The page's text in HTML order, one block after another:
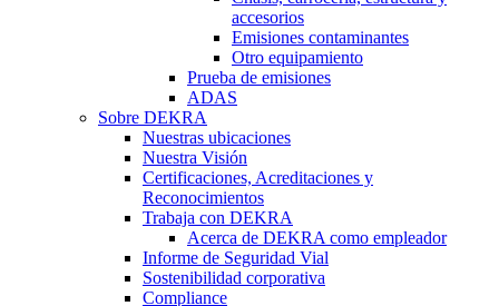
accesorios
Emisiones contaminantes
Otro equipamiento
Prueba de emisiones
ADAS
Sobre DEKRA
Nuestras ubicaciones
Nuestra Visión
Certificaciones, Acreditaciones y
Reconocimientos
Trabaja con DEKRA
Acerca de DEKRA como empleador
Informe de Seguridad Vial
Sostenibilidad corporativa
Compliance